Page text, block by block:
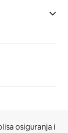
osiguranja i